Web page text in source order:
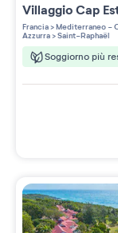
VillaggioCap
Francia>Mediterraneo -
Azzurra>Saint-Raphaël
Soggiorno più